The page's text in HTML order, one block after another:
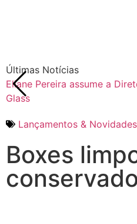
Últimas Notícias
Eliane Pereira assume a
Glass
Lançamentos & Novidades
Boxes